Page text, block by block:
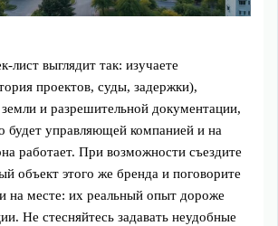
выглядит так: изучаете
проектов, суды, задержки),
и разрешительной документации,
будет управляющей компанией и на
работает. При возможности съездите
объект этого же бренда и поговорите
на месте: их реальный опыт дороже
Не стесняйтесь задавать неудобные